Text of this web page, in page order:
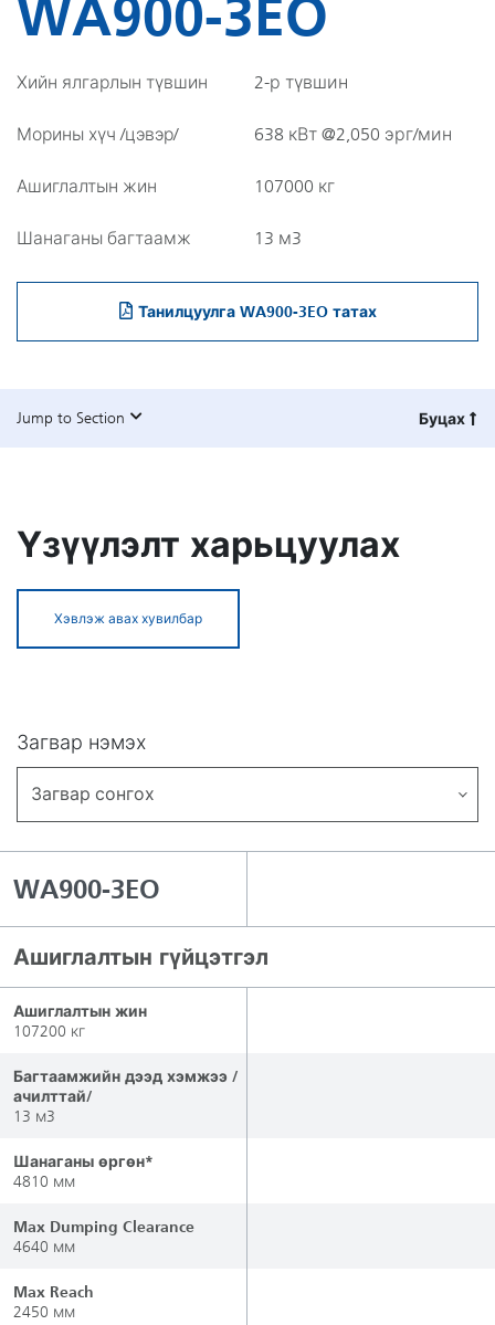
WA900-3EO
Хийн ялгарлын түвшин 2-р түвшин
Морины хүч /цэвэр/ 638 кВт @2,050 эрг/мин
Ашиглалтын жин 107000 кг
Шанаганы багтаамж 13 м3
Танилцуулга WA900-3EO татах
Jump to Section Буцах
Үзүүлэлт харьцуулах
Хэвлэж авах хувилбар
Загвар нэмэх
Загвар сонгох
WA900-3EO
Ашиглалтын гүйцэтгэл
Ашиглалтын жин
107200 кг
Багтаамжийн дээд хэмжээ /
ачилттай/
13 м3
Шанаганы өргөн*
4810 мм
Max Dumping Clearance
4640 мм
Max Reach
2450 мм